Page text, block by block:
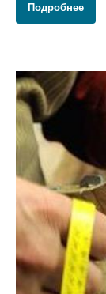
Подробнее